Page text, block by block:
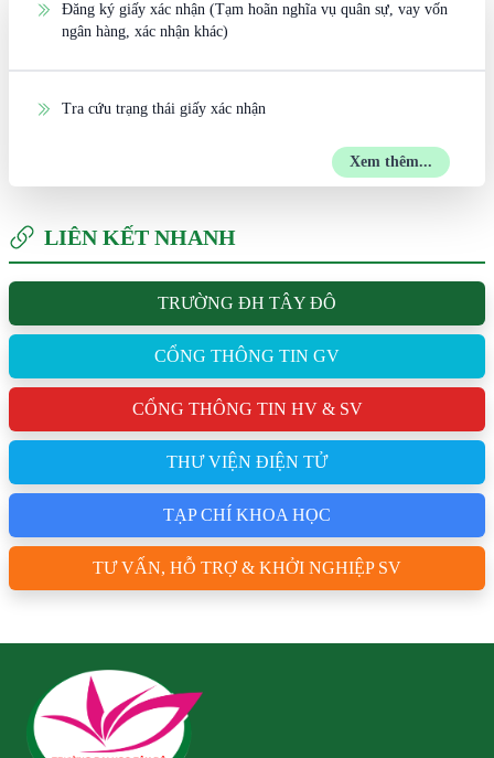
Đăng ký giấy xác nhận (Tạm hoãn nghĩa vụ quân sự, vay vốn
ngân hàng, xác nhận khác)
Tra cứu trạng thái giấy xác nhận
Xem thêm...
LIÊN KẾT NHANH
TRƯỜNG ĐH TÂY ĐÔ
CỔNG THÔNG TIN GV
CỔNG THÔNG TIN HV & SV
THƯ VIỆN ĐIỆN TỬ
TẠP CHÍ KHOA HỌC
TƯ VẤN, HỖ TRỢ & KHỞI NGHIỆP SV